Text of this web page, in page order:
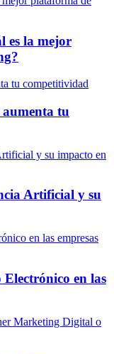
es la mejor
tu
Artificial y su
en las